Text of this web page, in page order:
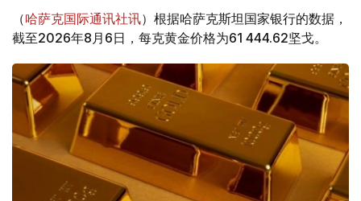
（哈萨克国际通讯社讯）根据哈萨克斯坦国家银行的数据，
截至2026年8月6日，每克黄金价格为61 444.62坚戈。